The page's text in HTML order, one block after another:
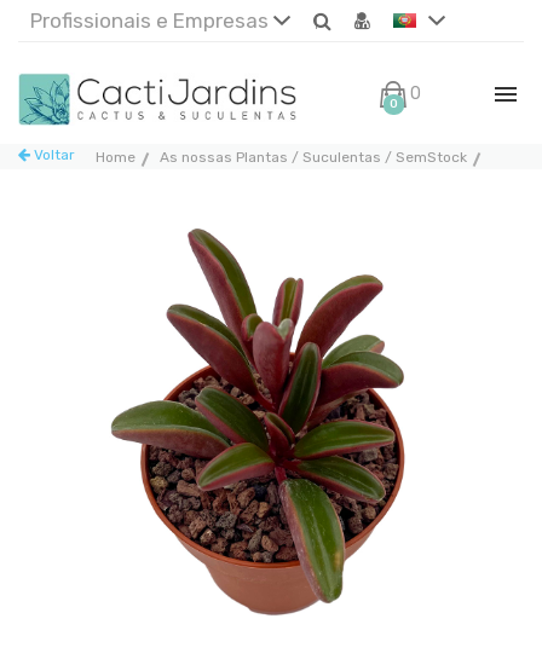
Profissionais e Empresas
0 0€
Home As nossas Plantas / Suculentas / SemStock
Voltar